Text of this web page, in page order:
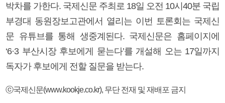
박차를 가한다. 국제신문 주최로 18일 오전 10시40분 국립
부경대 동원장보고관에서 열리는 이번 토론회는 국제신
문 유튜브를 통해 생중계된다. 국제신문은 홈페이지에
‘6·3 부산시장 후보에게 묻는다’를 개설해 오는 17일까지
독자가 후보에게 전할 질문을 받는다.
ⓒ국제신문(www.kookje.co.kr), 무단 전재 및 재배포 금지